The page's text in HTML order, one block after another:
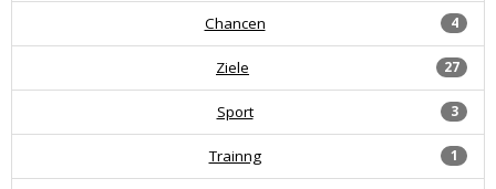
4
Chancen
27
Ziele
3
Sport
1
Trainng